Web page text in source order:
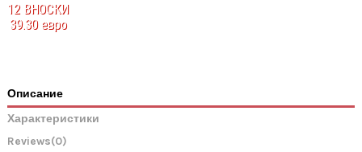
12 ВНОСКИ
39.30 евро
Описание
Характеристики
Reviews(0)